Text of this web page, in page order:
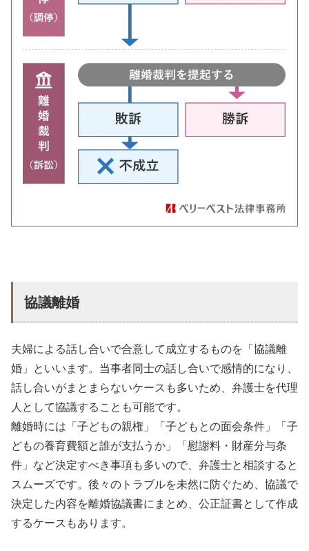
協議離婚
夫婦による話し合いで合意して成立するものを「協議離
婚」といいます。当事者同士の話し合いで感情的になり、
話し合いがまとまらないケースも多いため、弁護士を代理
人として協議することも可能です。
離婚時には「子どもの親権」「子どもとの面会条件」「子
どもの養育費額と誰が支払うか」「慰謝料・財産分与条
件」など決定すべき事項も多いので、弁護士と相談すると
スムーズです。後々のトラブルを未然に防ぐため、協議で
決定した内容を離婚協議書にまとめ、公正証書として作成
するケースもあります。